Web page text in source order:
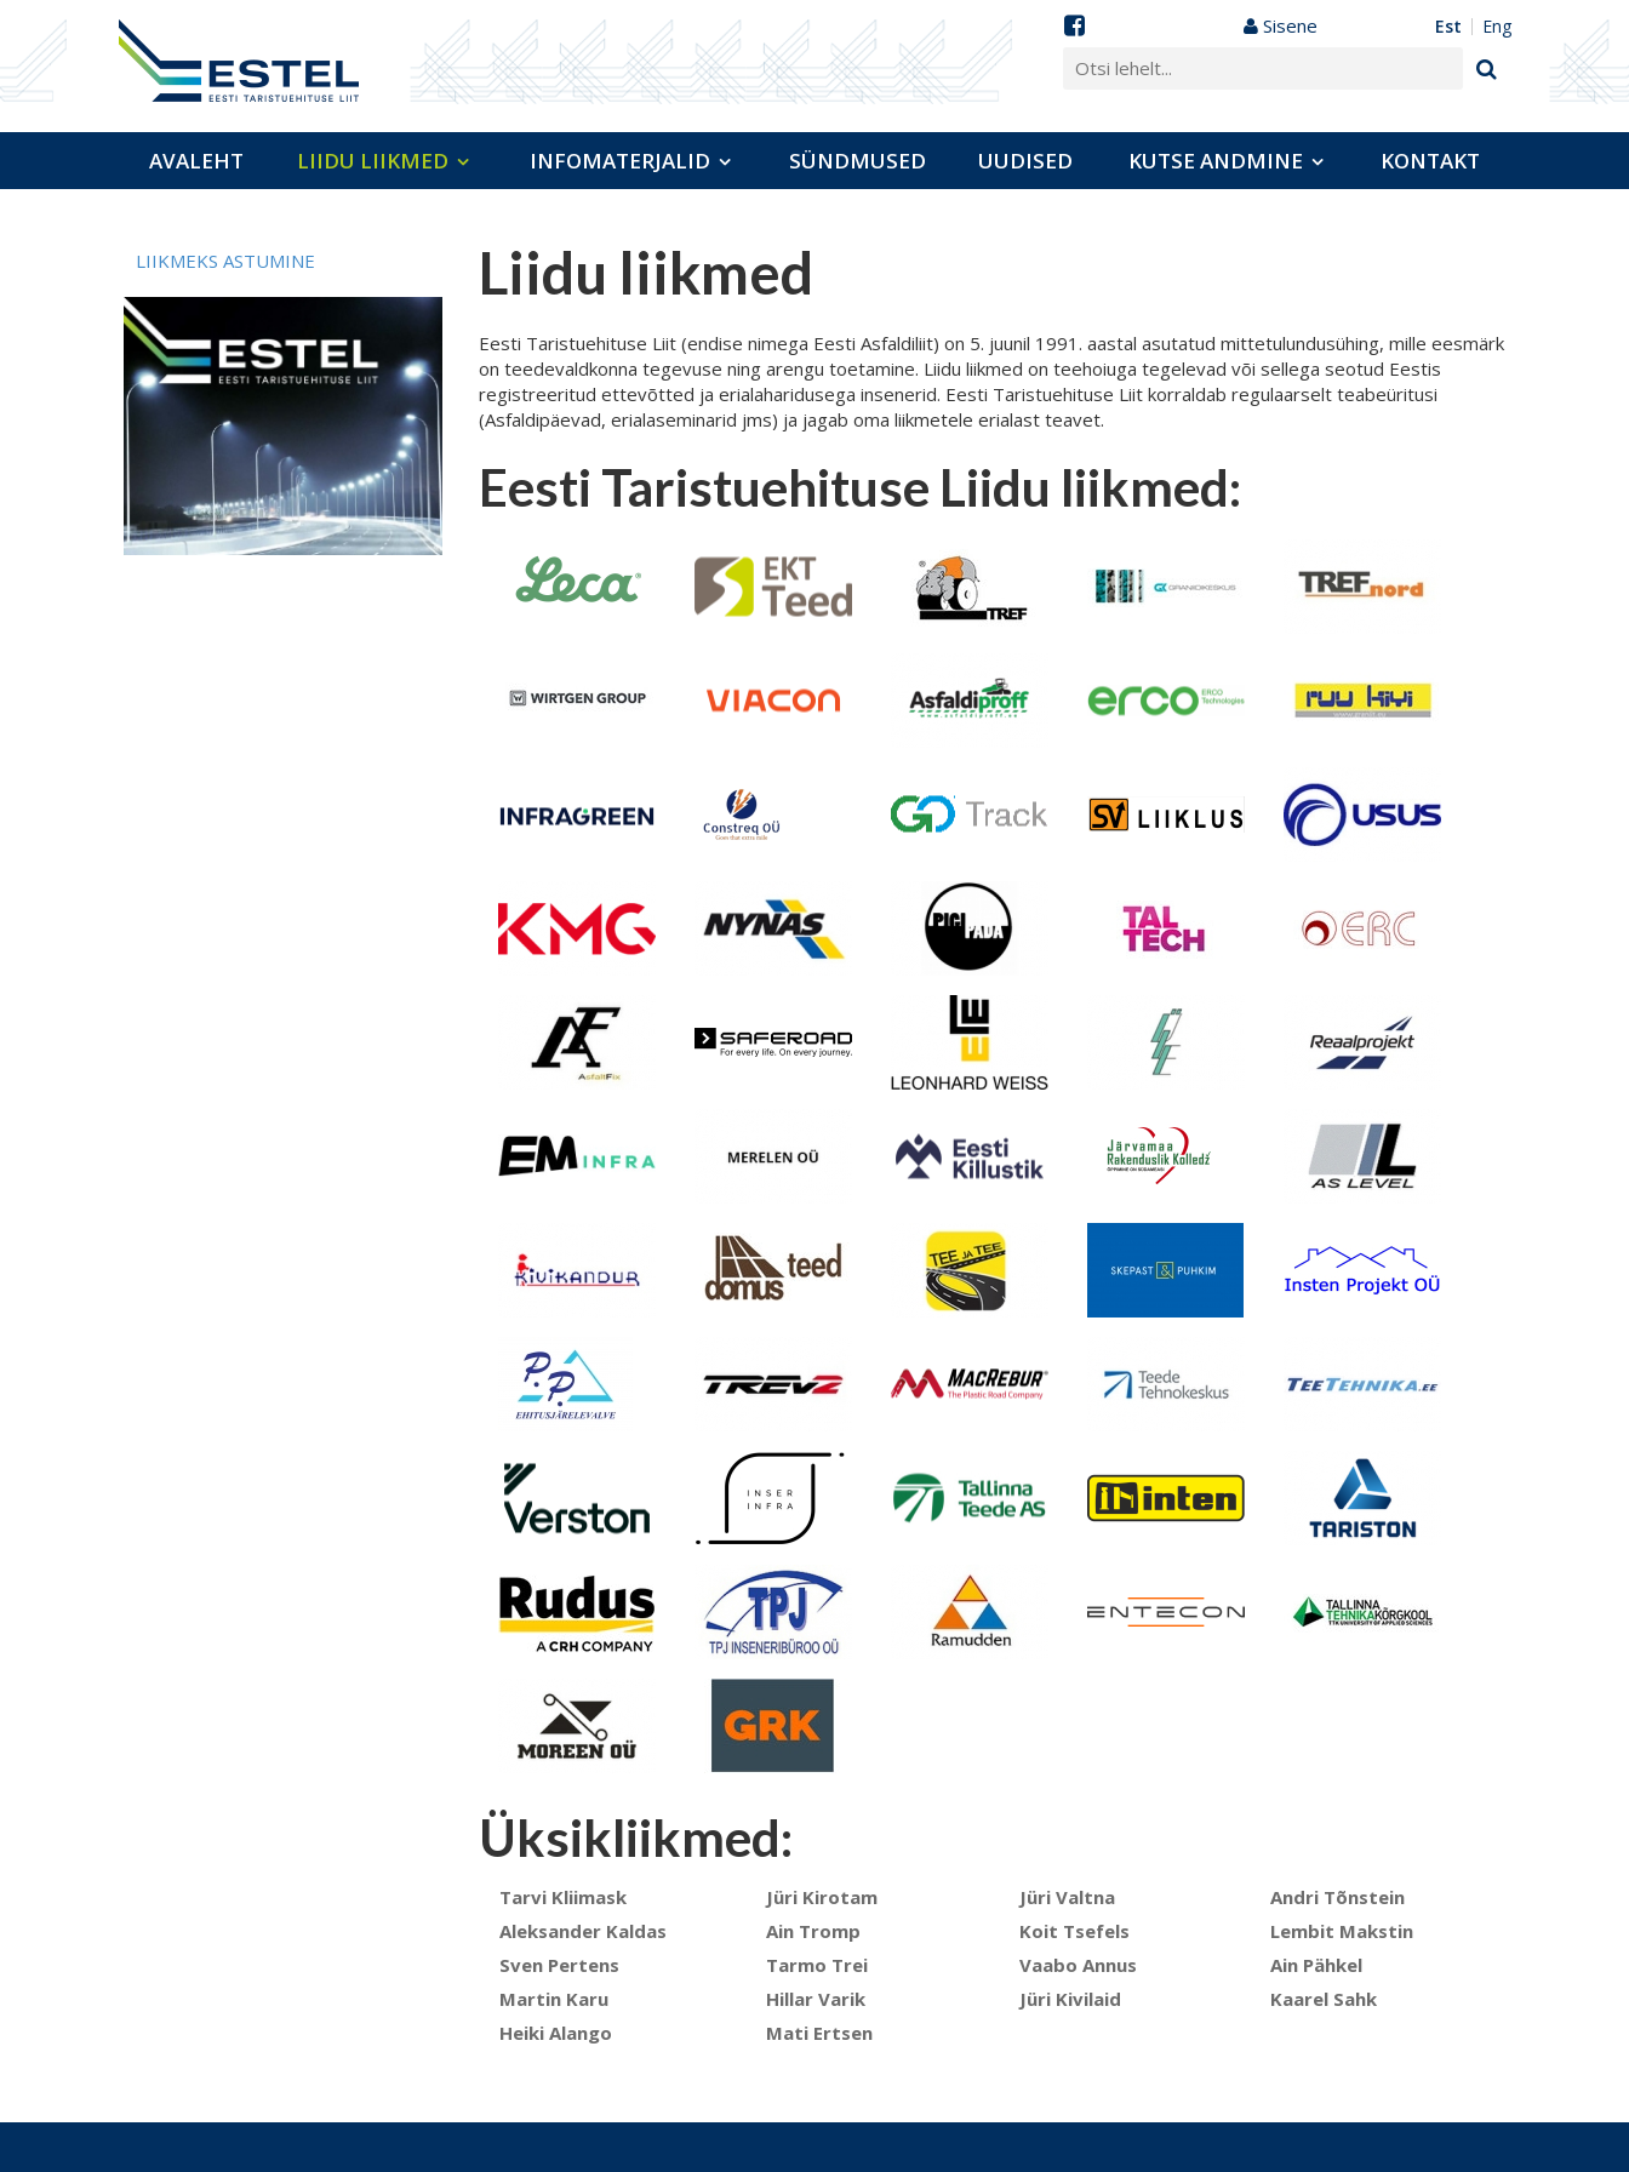
Sisene est eng
AVALEHT LIIDU LIIKMED INFOMATERJALID SÜNDMUSED UUDISED KUTSE ANDMINE KONTAKT
LIIKMEKS ASTUMINE Liidu liikmed
Eesti Taristuehituse Liit (endise nimega Eesti Asfaldiliit) on 5. juunil 1991. aastal asutatud mittetulundusühing, mille eesmärk
on teedevaldkonna tegevuse ning arengu toetamine. Liidu liikmed on teehoiuga tegelevad või sellega seotud Eestis
registreeritud ettevõtted ja erialaharidusega insenerid. Eesti Taristuehituse Liit korraldab regulaarselt teabeüritusi
(Asfaldipäevad, erialaseminarid jms) ja jagab oma liikmetele erialast teavet.
Eesti Taristuehituse Liidu liikmed:
Üksikliikmed:
Tarvi Kliimask
Aleksander Kaldas
Sven Pertens
Martin Karu
Heiki Alango
Jüri Kirotam
Ain Tromp
Tarmo Trei
Hillar Varik
Mati Ertsen
Jüri Valtna
Koit Tsefels
Vaabo Annus
Jüri Kivilaid
Andri Tõnstein
Lembit Makstin
Ain Pähkel
Kaarel Sahk